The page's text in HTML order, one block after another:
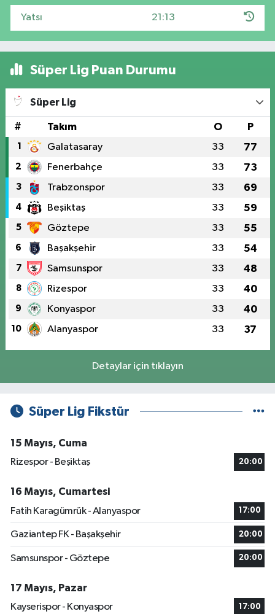
Yatsı 21:13
Süper Lig Puan Durumu
Süper Lig
# Takım O P
1 Galatasaray 33 77
2 Fenerbahçe 33 73
3 Trabzonspor 33 69
4 Beşiktaş 33 59
5 Göztepe 33 55
6 Başakşehir 33 54
7 Samsunspor 33 48
8 Rizespor 33 40
9 Konyaspor 33 40
10 Alanyaspor 33 37
Detaylar için tıklayın
Süper Lig Fikstür
15 Mayıs, Cuma
Rizespor - Beşiktaş
20:00
16 Mayıs, Cumartesi
Fatih Karagümrük - Alanyaspor
17:00
Gaziantep FK - Başakşehir 20:00
Samsunspor - Göztepe 20:00
17 Mayıs, Pazar
Kayserispor - Konyaspor
17:00